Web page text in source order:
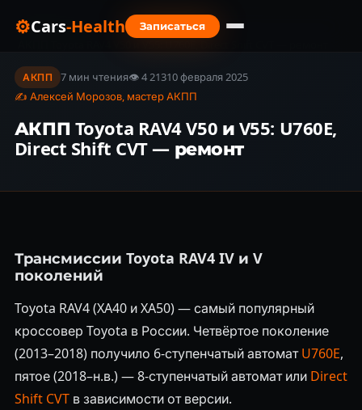
⚙Cars-Health Записаться
Главная › Блог ›
АКПП 7 мин чтения👁 4 21310 февраля 2025
✍ Алексей Морозов, мастер АКПП
АКПП Toyota RAV4 V50 и V55: U760E,
Direct Shift CVT — ремонт
Трансмиссии Toyota RAV4 IV и V
поколений
Toyota RAV4 (XA40 и XA50) — самый популярный
кроссовер Toyota в России. Четвёртое поколение
(2013–2018) получило 6-ступенчатый автоматU760E,
пятое (2018–н.в.) — 8-ступенчатый автомат или Direct
Shift CVTв зависимости от версии.